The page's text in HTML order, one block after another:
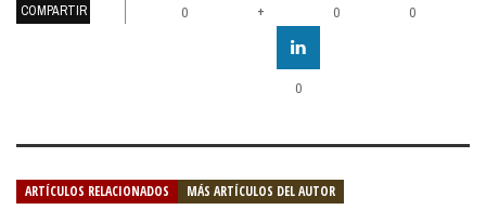
COMPARTIR 0 + 0 0
0
ARTÍCULOS RELACIONADOS MÁS ARTÍCULOS DEL AUTOR